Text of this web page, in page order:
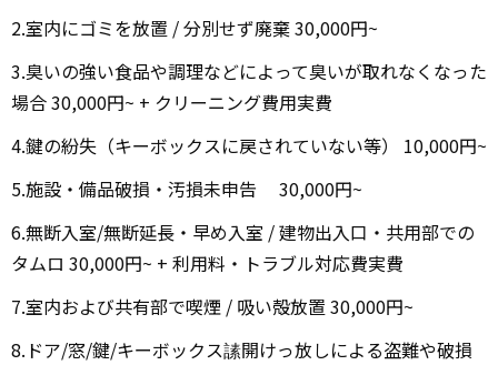
2.室内にゴミを放置 / 分別せず廃棄 30,000円~
3.臭いの強い食品や調理などによって臭いが取れなくなった
場合 30,000円~ + クリーニング費用実費
4.鍵の紛失（キーボックスに戻されていない等） 10,000円~
5.施設・備品破損・汚損未申告 30,000円~
6.無断入室/無断延長・早め入室 / 建物出入口・共用部での
タムロ 30,000円~ + 利用料・トラブル対応費実費
7.室内および共有部で喫煙 / 吸い殻放置 30,000円~
8.ドア/窓/鍵/キーボックス䛾開けっ放しによる盗難や破損